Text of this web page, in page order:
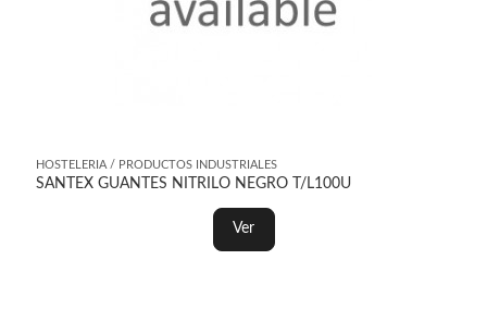
HOSTELERIA / PRODUCTOS INDUSTRIALES
SANTEX GUANTES NITRILO NEGRO T/L100U
Ver